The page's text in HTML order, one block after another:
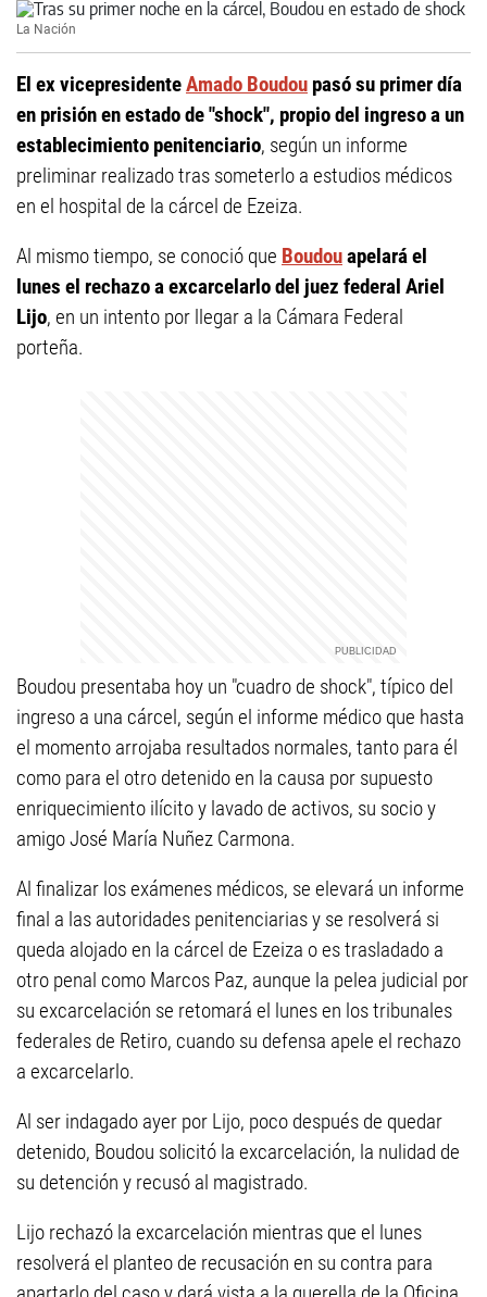
La Nación
El ex vicepresidenteAmado Boudou pasó su primer día
en prisión en estado de "shock", propio del ingreso a un
establecimiento penitenciario, según un informe
preliminar realizado tras someterlo a estudios médicos
en el hospital de la cárcel de Ezeiza.
Al mismo tiempo, se conoció que Boudouapelará el
lunes el rechazo a excarcelarlo del juez federal Ariel
Lijo, en un intento por llegar a la Cámara Federal
porteña.
Boudou presentaba hoy un "cuadro de shock", típico del
ingreso a una cárcel, según el informe médico que hasta
el momento arrojaba resultados normales, tanto para él
como para el otro detenido en la causa por supuesto
enriquecimiento ilícito y lavado de activos, su socio y
amigo José María Nuñez Carmona.
Al finalizar los exámenes médicos, se elevará un informe
final a las autoridades penitenciarias y se resolverá si
queda alojado en la cárcel de Ezeiza o es trasladado a
otro penal como Marcos Paz, aunque la pelea judicial por
su excarcelación se retomará el lunes en los tribunales
federales de Retiro, cuando su defensa apele el rechazo
a excarcelarlo.
Al ser indagado ayer por Lijo, poco después de quedar
detenido, Boudou solicitó la excarcelación, la nulidad de
su detención y recusó al magistrado.
Lijo rechazó la excarcelación mientras que el lunes
resolverá el planteo de recusación en su contra para